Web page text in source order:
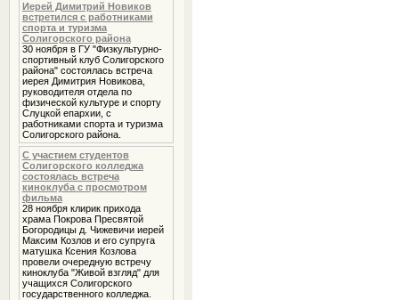
Иерей Димитрий Новиков
встретился с работниками
спорта и туризма
Солигорского района
30 ноября в ГУ "Физкультурно-
спортивный клуб Солигорского
района" состоялась встреча
иерея Димитрия Новикова,
руководителя отдела по
физической культуре и спорту
Слуцкой епархии, с
работниками спорта и туризма
Солигорского района.
С участием студентов
Солигорского колледжа
состоялась встреча
киноклуба с просмотром
фильма
28 ноября клирик прихода
храма Покрова Пресвятой
Богородицы д. Чижевичи иерей
Максим Козлов и его супруга
матушка Ксения Козлова
провели очередную встречу
киноклуба "Живой взгляд" для
учащихся Солигорского
государственного колледжа.